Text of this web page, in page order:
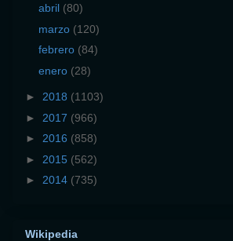
abril (80)
marzo (120)
febrero (84)
enero (28)
► 2018 (1103)
► 2017 (966)
► 2016 (858)
► 2015 (562)
► 2014 (735)
Wikipedia